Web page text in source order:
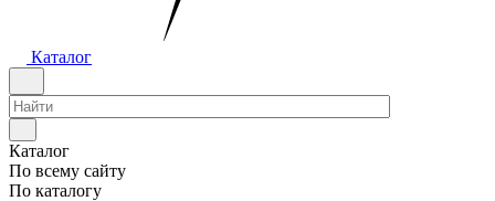
Каталог
Каталог
По всему сайту
По каталогу